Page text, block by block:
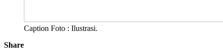
Caption Foto : Ilustrasi.
Share